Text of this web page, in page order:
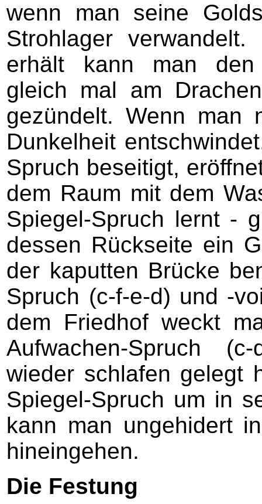
wenn man seine
Strohlager
erhält kann man den
gleich mal am
gezündelt. Wenn
Dunkelheit
Spruch beseitigt,
dem Raum mit dem
Spiegel-Spruch lernt -
dessen Rückseite ein
der kaputten Brücke
Spruch (c-f-e-d) und -
dem Friedhof weckt
Aufwachen-Spruch
wieder schlafen gelegt
Spiegel-Spruch um in
kann man ungehidert
hineingehen.
Die Festung